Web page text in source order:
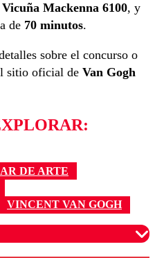
Mackenna 6100, y
de 70 minutos.
sobre el concurso o
sitio oficial de Van Gogh
DE ARTE
VINCENT VAN GOGH